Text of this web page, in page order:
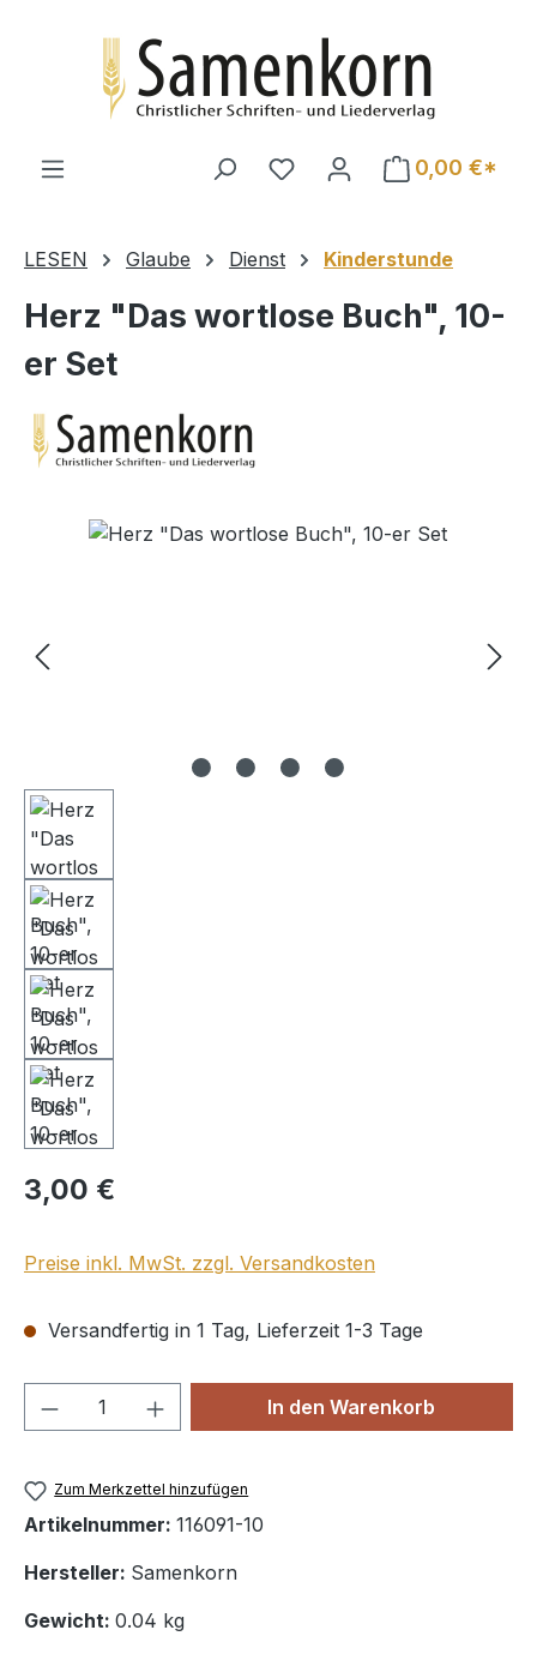
0,00 €*
LESEN Glaube Dienst Kinderstunde
Herz "Das wortlose Buch", 10-
er Set
Bildergalerie überspringen
Regulärer Preis:
3,00 €
Preise inkl. MwSt. zzgl. Versandkosten
Versandfertig in 1 Tag, Lieferzeit 1-3 Tage
Produkt Anzahl: Gib denIn den Warenkorb
Zum Merkzettel hinzufügen
Artikelnummer: 116091-10
Hersteller: Samenkorn
Gewicht: 0.04 kg